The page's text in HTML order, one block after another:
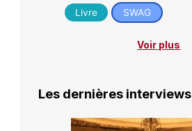
Livre SWAG
Voir plus
Les dernières interviews